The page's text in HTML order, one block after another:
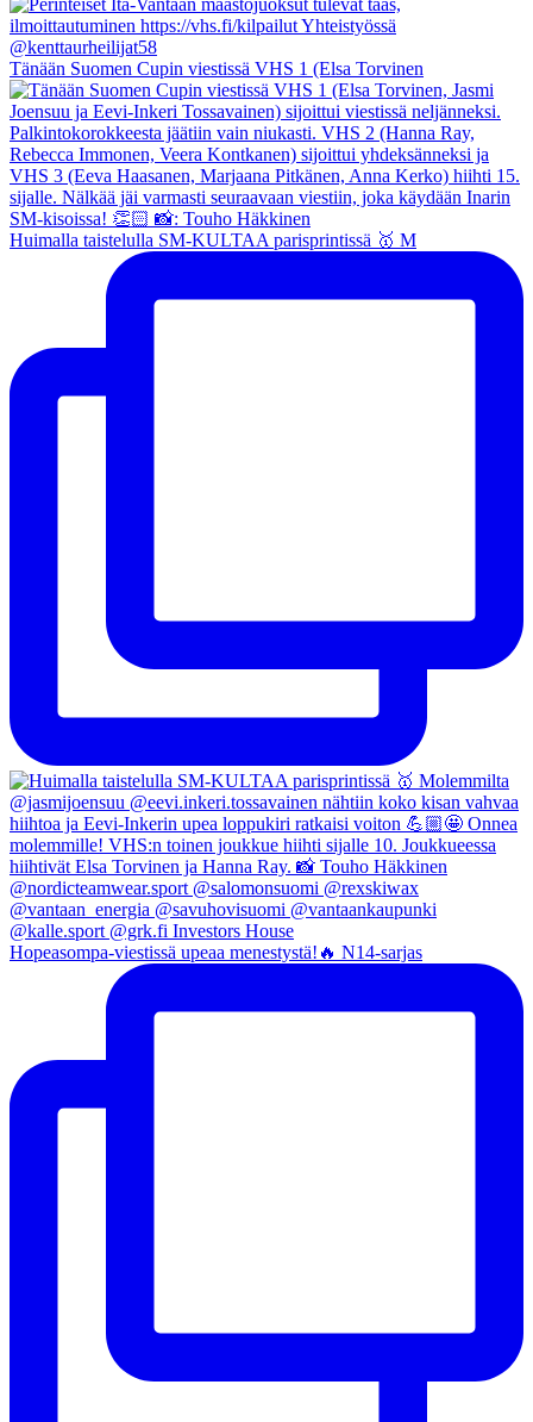
Tänään Suomen Cupin viestissä VHS 1 (Elsa Torvinen
Huimalla taistelulla SM-KULTAA parisprintissä 🥇 M
Hopeasompa-viestissä upeaa menestystä!🔥 N14-sarjas